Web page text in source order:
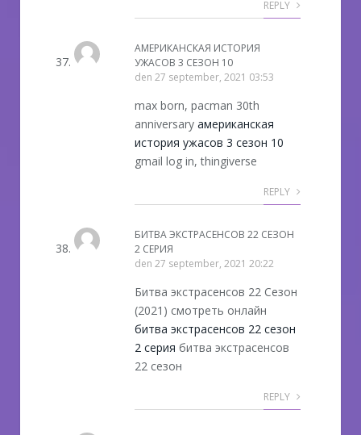
REPLY
АМЕРИКАНСКАЯ ИСТОРИЯ
УЖАСОВ 3 СЕЗОН 10
den 27 september, 2021 03:53
max born, pacman 30th
anniversary американская
история ужасов 3 сезон 10
gmail log in, thingiverse
REPLY
БИТВА ЭКСТРАСЕНСОВ 22 СЕЗОН
2 СЕРИЯ
den 27 september, 2021 20:22
Битва экстрасенсов 22 Сезон
(2021) смотреть онлайн
битва экстрасенсов 22 сезон
2 серия битва экстрасенсов
22 сезон
REPLY